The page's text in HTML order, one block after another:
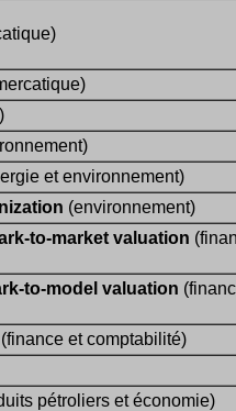
et environnement)
(environnement)
to-market valuation
to-model valuation
(finance et comptabilité)
pétroliers et économie)